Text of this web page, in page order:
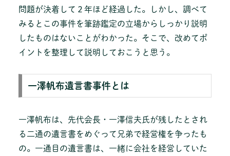
問題が決着して２年ほど経過した。しかし、調べて
みるとこの事件を筆跡鑑定の立場からしっかり説明
したものはないことがわかった。そこで、改めてポ
イントを整理して説明しておこうと思う。
一澤帆布遺言書事件とは
一澤帆布は、先代会長・一澤信夫氏が残したとされ
る二通の遺言書をめぐって兄弟で経営権を争ったも
の。一通目の遺言書は、一緒に会社を経営していた